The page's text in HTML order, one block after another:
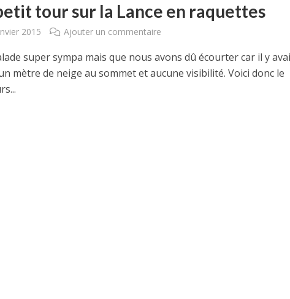
tour sur la Lance en raquettes
2015 Ajouter un commentaire
super sympa mais que nous avons dû écourter car il y
mètre de neige au sommet et aucune visibilité. Voici donc le